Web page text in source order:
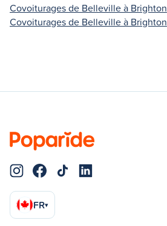
Covoiturages de Belleville à Brighton
Covoiturages de Belleville à Brighton
FR▾